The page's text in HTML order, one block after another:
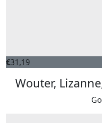
€31,19
Wouter,